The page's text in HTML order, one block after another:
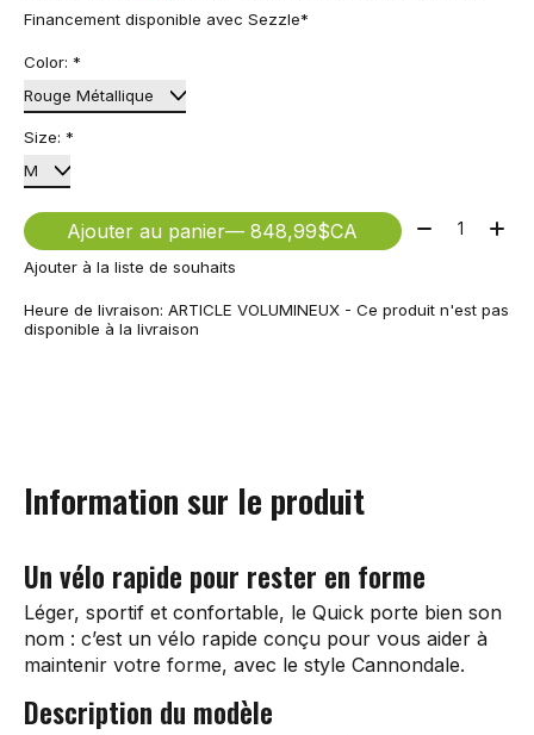
Financement disponible avec Sezzle*
Color: *
Size: *
Ajouter au panier — 848,99$CA Quantité:
Ajouter à la liste de souhaits
Heure de livraison: ARTICLE VOLUMINEUX - Ce produit n'est pas
disponible à la livraison
Information sur le produit
Un vélo rapide pour rester en forme
Léger, sportif et confortable, le Quick porte bien son
nom : c’est un vélo rapide conçu pour vous aider à
maintenir votre forme, avec le style Cannondale.
Description du modèle